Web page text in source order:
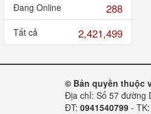
Người đưa đò giao lưu với
VOV
Bàn giao HCLS Lê Tiến
Bàn giao 6 HCLS tại Nghị
Đang Online
288
Tất cả 2,421,499
© Bản quyền thuộc
Địa chỉ: Số 57 đường
ĐT: 0941540799 - TK: